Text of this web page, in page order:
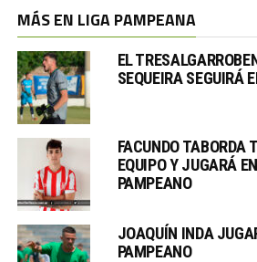
MÁS EN LIGA PAMPEANA
EL
SEQUEIRA SEGUIRÁ
FACUNDO TABORDA
EQUIPO Y JUGARÁ
PAMPEANO
JOAQUÍN INDA
PAMPEANO